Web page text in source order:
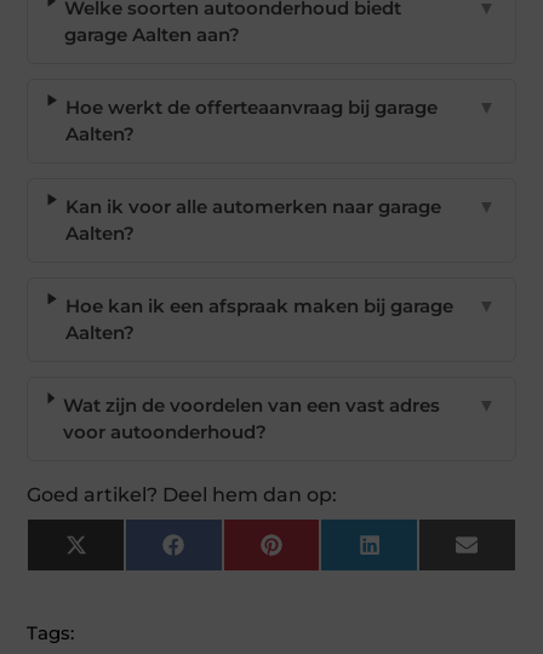
Welke soorten autoonderhoud biedt
garage Aalten aan?
▼
Hoe werkt de offerteaanvraag bij garage
Aalten?
▼
Kan ik voor alle automerken naar garage
Aalten?
▼
Hoe kan ik een afspraak maken bij garage
Aalten?
▼
Wat zijn de voordelen van een vast adres
voor autoonderhoud?
▼
Goed artikel? Deel hem dan op:
X
(Twitter)
FacebookPinterest LinkedIn Email
Tags: